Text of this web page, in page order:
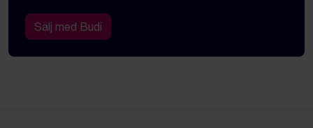
Sälj med Budi